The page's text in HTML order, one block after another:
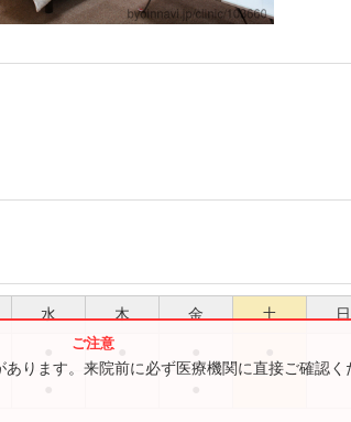
水 木 金 土 日
ります。来院前に必ず医療機関に直接ご確認く